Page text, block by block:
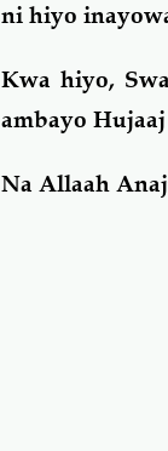
ni hiyo
Kwa hiyo,
ambayo
Na Allaah